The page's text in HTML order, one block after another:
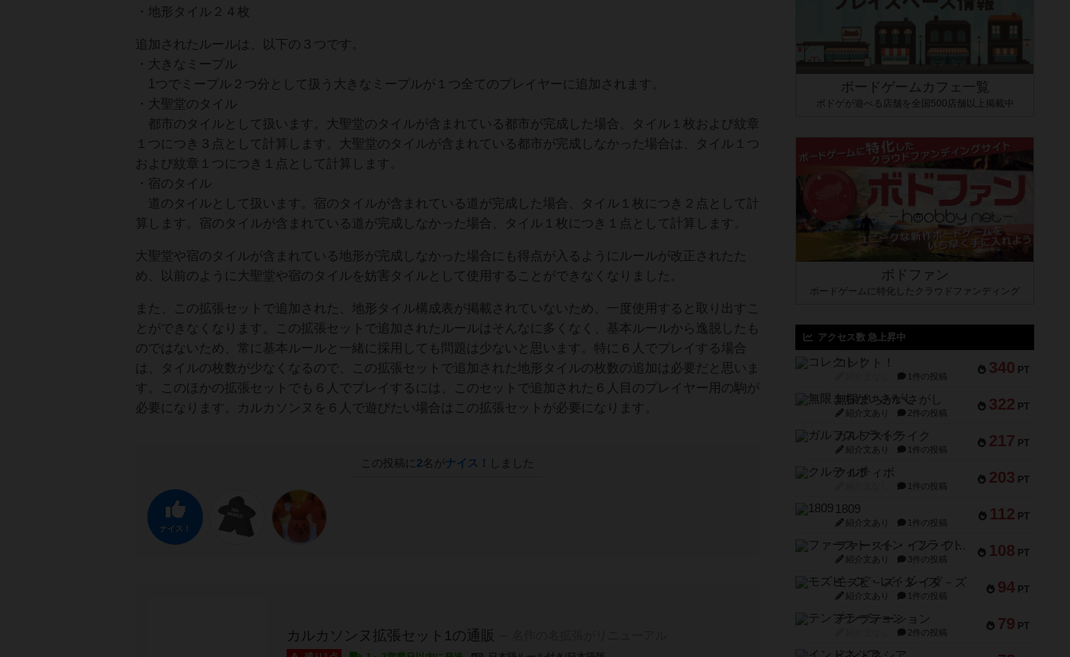
・地形タイル２４枚
追加されたルールは、以下の３つです。
・大きなミープル
1つでミープル２つ分として扱う大きなミープルが１つ全てのプレイヤーに追加されます。
・大聖堂のタイル
都市のタイルとして扱います。大聖堂のタイルが含まれている都市が完成した場合、タイル１枚および紋章
１つにつき３点として計算します。大聖堂のタイルが含まれている都市が完成しなかった場合は、タイル１つ
および紋章１つにつき１点として計算します。
・宿のタイル
道のタイルとして扱います。宿のタイルが含まれている道が完成した場合、タイル１枚につき２点として計
算します。宿のタイルが含まれている道が完成しなかった場合、タイル１枚につき１点として計算します。
大聖堂や宿のタイルが含まれている地形が完成しなかった場合にも得点が入るようにルールが改正されたた
め、以前のように大聖堂や宿のタイルを妨害タイルとして使用することができなくなりました。
また、この拡張セットで追加された、地形タイル構成表が掲載されていないため、一度使用すると取り出すこ
とができなくなります。この拡張セットで追加されたルールはそんなに多くなく、基本ルールから逸脱したも
のではないため、常に基本ルールと一緒に採用しても問題は少ないと思います。特に６人でプレイする場合
は、タイルの枚数が少なくなるので、この拡張セットで追加された地形タイルの枚数の追加は必要だと思いま
す。このほかの拡張セットでも６人でプレイするには、このセットで追加された６人目のプレイヤー用の駒が
必要になります。カルカソンヌを６人で遊びたい場合はこの拡張セットが必要になります。
この投稿に 2名がナイス！ しました
ナイス！
カルカソンヌ拡張セット1の通販
ボードゲームカフェ一覧
ボドゲが遊べる店舗を全国500店舗以上掲載中
ボドファン
ボードゲームに特化したクラウドファンディング
アクセス数 急上昇中
340 PT
コレクト！
1件の投稿
322 PT
無限まちがいさがし
紹介文あり 2件の投稿
217 PT
ガルフストライク
紹介文あり 1件の投稿
203 PT
クルティボ
1件の投稿
112 PT
1809
紹介文あり 1件の投稿
108 PT
ファースト・イン・フライト
紹介文あり 3件の投稿
94 PT
モズビ－ズ・レイダ－ズ
紹介文あり 1件の投稿
79 PT
テンプテーション
2件の投稿